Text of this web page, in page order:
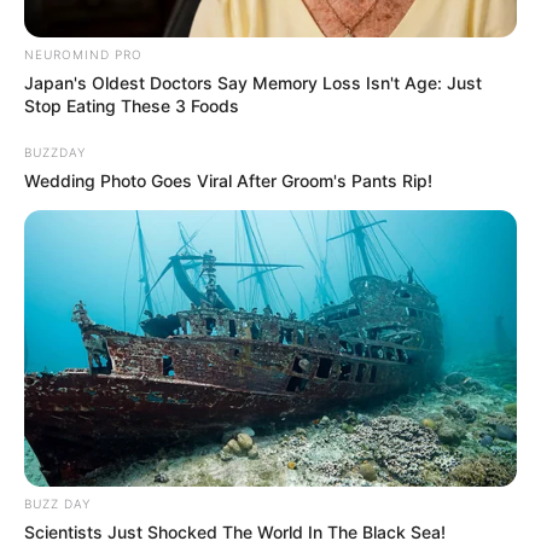
Composición - Colprensa
Hombre muere tras pelea en TransMilenio.
Por:Anthonny José Galindo Florian
Julio 31, 2025
NEUROMIND PRO
Japan's Oldest Doctors Say Memory Loss Isn't Age: Just
Stop Eating These 3 Foods
BUZZDAY
Wedding Photo Goes Viral After Groom's Pants Rip!
BUZZ DAY
Scientists Just Shocked The World In The Black Sea!